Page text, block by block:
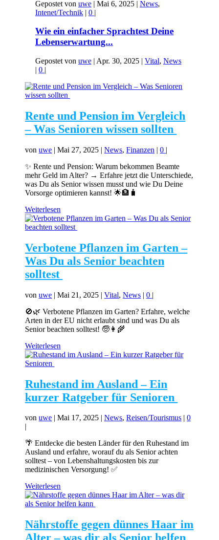
Gepostet von uwe| Mai 6, 2025| News,
Intenet/Technik| 0 |
Wie ein einfacher Sprachtest Deine
Lebenserwartung...
Gepostet von uwe| Apr. 30, 2025| Vital, News
| 0 |
Rente und Pension im Vergleich
– Was Senioren wissen sollten
vonuwe |Mai 27, 2025 |News,Finanzen |0 |
✨ Rente und Pension: Warum bekommen Beamte
mehr Geld im Alter? → Erfahre jetzt die Unterschiede,
was Du als Senior wissen musst und wie Du Deine
Vorsorge optimieren kannst! 🌟🏦🧳
Weiterlesen
Verbotene Pflanzen im Garten –
Was Du als Senior beachten
solltest
vonuwe |Mai 21, 2025 |Vital,News |0 |
🚫🌿 Verbotene Pflanzen im Garten? Erfahre, welche
Arten in der EU nicht erlaubt sind und was Du als
Senior beachten solltest! 🧓👩‍🌾
Weiterlesen
Ruhestand im Ausland – Ein
kurzer Ratgeber für Senioren
vonuwe |Mai 17, 2025 |News,Reisen/Tourismus |0
🌴 Entdecke die besten Länder für den Ruhestand im
Ausland und erfahre, worauf du als Senior achten
solltest – von Lebenshaltungskosten bis zur
medizinischen Versorgung! ✅
Weiterlesen
Nährstoffe gegen dünnes Haar im